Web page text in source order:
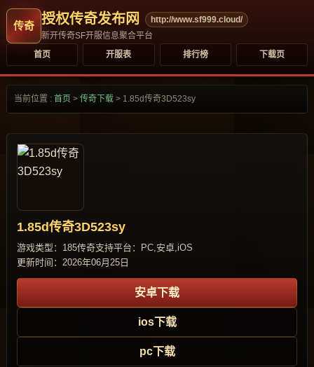
授权传奇发布网
http://www.sf999.cloud/
新开传奇SF开服信息聚合平台
首页
开服表 排行榜 下载页
当前位置 : 首页 > 传奇下载 > 1.85d传奇3D523sy
1.85d传奇3D523sy
游戏类型：185传奇支持平台：PC,安卓,iOS
更新时间：2026年06月25日
安卓下载
ios下载
pc下载